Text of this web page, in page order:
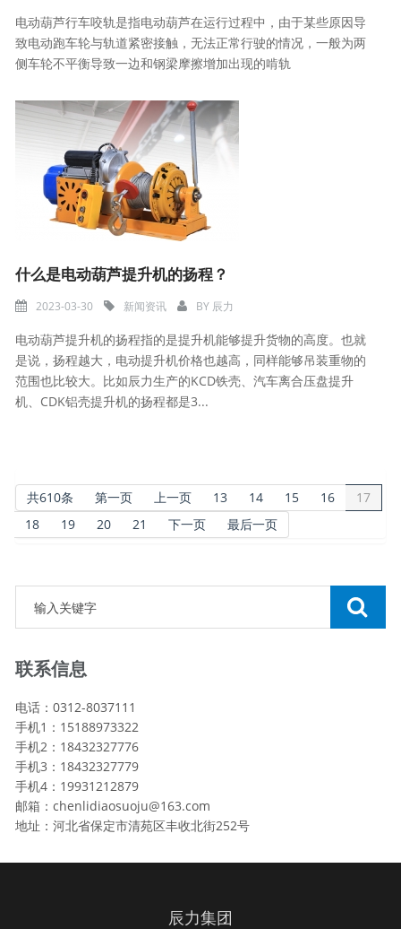
电动葫芦行车咬轨是指电动葫芦在运行过程中，由于某些原因导
致电动跑车轮与轨道紧密接触，无法正常行驶的情况，一般为两
侧车轮不平衡导致一边和钢梁摩擦增加出现的啃轨
什么是电动葫芦提升机的扬程？
2023-03-30 新闻资讯 BY 辰力
电动葫芦提升机的扬程指的是提升机能够提升货物的高度。也就
是说，扬程越大，电动提升机价格也越高，同样能够吊装重物的
范围也比较大。比如辰力生产的KCD铁壳、汽车离合压盘提升
机、CDK铝壳提升机的扬程都是3...
共610条 第一页 上一页 13 14 15 16
17
18
19 20 21 下一页 最后一页
联系信息
电话：0312-8037111
手机1：15188973322
手机2：18432327776
手机3：18432327779
手机4：19931212879
邮箱：chenlidiaosuoju@163.com
地址：河北省保定市清苑区丰收北街252号
辰力集团